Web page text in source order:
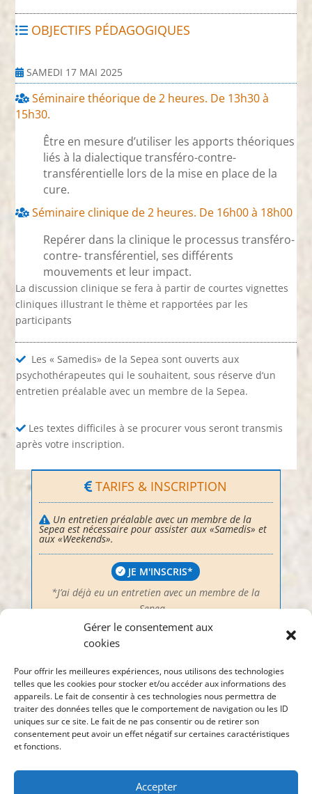
Gérer le consentement aux
cookies
Pour offrir les meilleures expériences, nous utilisons des technologies
telles que les cookies pour stocker et/ou accéder aux informations des
appareils. Le fait de consentir à ces technologies nous permettra de
traiter des données telles que le comportement de navigation ou les ID
uniques sur ce site. Le fait de ne pas consentir ou de retirer son
consentement peut avoir un effet négatif sur certaines caractéristiques
et fonctions.
Accepter
OBJECTIFS PÉDAGOGIQUES
SAMEDI 17 MAI 2025
Séminaire théorique de 2 heures. De 13h30 à
15h30.
Être en mesure d’utiliser les apports théoriques
liés à la dialectique transféro-contre-
transférentielle lors de la mise en place de la
cure.
Séminaire clinique de 2 heures. De 16h00 à 18h00
Repérer dans la clinique le processus transféro-
contre- transférentiel, ses différents
mouvements et leur impact.
La discussion clinique se fera à partir de courtes vignettes
cliniques illustrant le thème et rapportées par les
participants
Les « Samedis» de la Sepea sont ouverts aux
psychothérapeutes qui le souhaitent, sous réserve d‘un
entretien préalable avec un membre de la Sepea.
Les textes difficiles à se procurer vous seront transmis
après votre inscription.
TARIFS & INSCRIPTION
Un entretien préalable avec un membre de la
Sepea est nécessaire pour assister aux «Samedis» et
aux «Weekends».
JE M'INSCRIS*
*J’ai déjà eu un entretien avec un membre de la
Sepea…
JE CONTACTE LE SECRÉTARIAT**
**J’ai besoin d’un entretien avec un membre…
LISTE DES "SAMEDIS"
Prochains Samedis et Archive s